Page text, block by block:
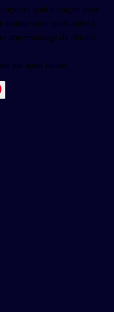
quelle langue avec
unique pour vous aider à
apprentissage du chinois.
été aussi facile.